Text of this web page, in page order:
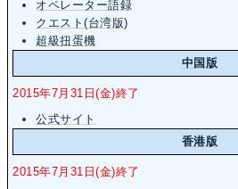
オペレーター語録
クエスト(台湾版)
超級扭蛋機
中国版
2015年7月31日(金)終了
公式サイト
香港版
2015年7月31日(金)終了